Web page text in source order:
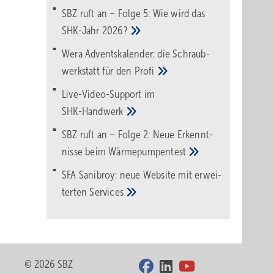
SBZ ruft an – Folge 5: Wie wird das
SHK-Jahr 2026?
Wera Adventskalender: die Schraub­
werk­statt für den Pro­fi
Live-Video-Support im
SHK-Handwerk
SBZ ruft an – Folge 2: Neue Erkennt­
nisse beimWärme­pumpen­test
SFA Sanibroy: neue Web­site mit erwei­
tertenServices
© 2026 SBZ